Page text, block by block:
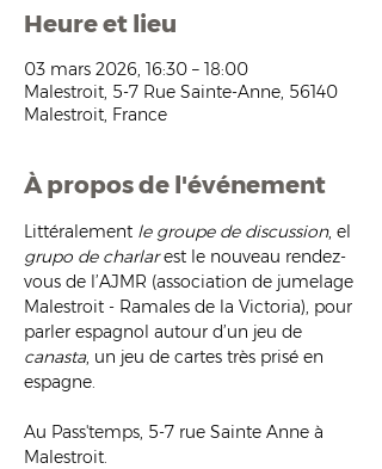
Heure et lieu
03 mars 2026, 16:30 – 18:00
Malestroit, 5-7 Rue Sainte-Anne, 56140
Malestroit, France
À propos de l'événement
Littéralement le groupe de discussion, el
grupo de charlar est le nouveau rendez-
vous de l’AJMR (association de jumelage
Malestroit - Ramales de la Victoria), pour
parler espagnol autour d’un jeu de
canasta, un jeu de cartes très prisé en
espagne.
Au Pass'temps, 5-7 rue Sainte Anne à
Malestroit.